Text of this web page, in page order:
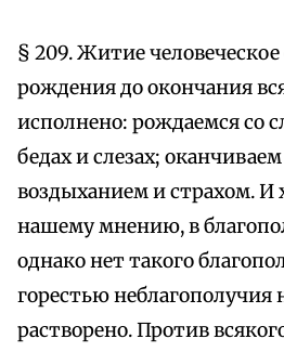
§ 209. Житие человеческое
рождения до окончания
исполнено: рождаемся со
бедах и слезах;
воздыханием и страхом. И
нашему мнению, в
однако нет такого
горестью неблагополучия
растворено. Против